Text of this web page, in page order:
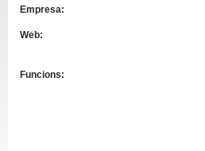
Empresa:
Web:
Funcions: